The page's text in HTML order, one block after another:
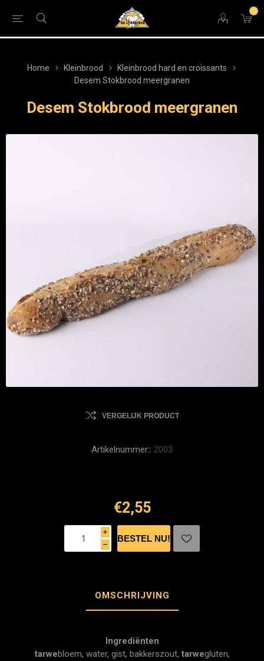
0
Home Kleinbrood
Kleinbrood hard en croissants
Desem Stokbrood meergranen
Desem Stokbrood meergranen
VERGELIJK PRODUCT
Artikelnummer:: 2003
€2,55
i
h
OMSCHRIJVING
Ingrediënten
tarwebloem, water, gist, bakkerszout, tarwegluten,